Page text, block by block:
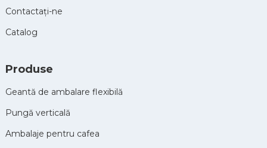
Contactaţi-ne
Catalog
Produse
Geantă de ambalare flexibilă
Pungă verticală
Ambalaje pentru cafea